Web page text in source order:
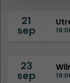
21
sep
23
sep